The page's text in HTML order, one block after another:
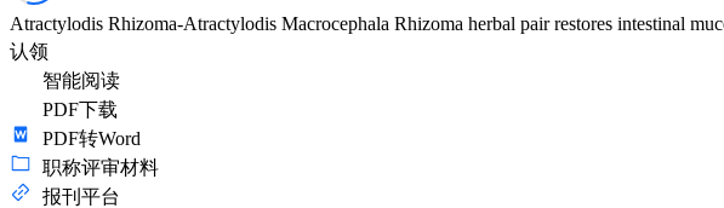
Atractylodis Rhizoma-Atractylodis Macrocephala Rhizoma herbal pair restores intestinal
认领
智能阅读
PDF下载
PDF转Word
职称评审材料
报刊平台